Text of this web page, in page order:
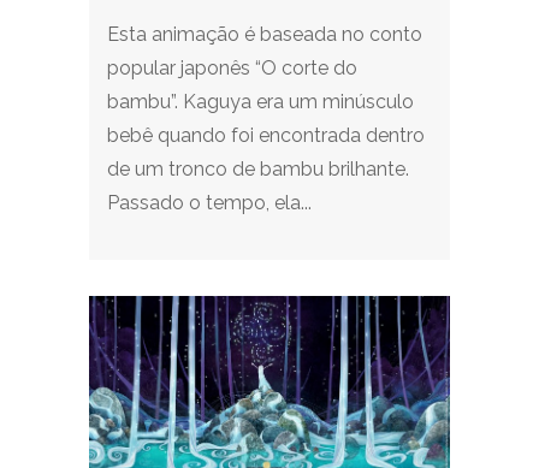
Esta animação é baseada no conto
popular japonês “O corte do
bambu”. Kaguya era um minúsculo
bebê quando foi encontrada dentro
de um tronco de bambu brilhante.
Passado o tempo, ela...